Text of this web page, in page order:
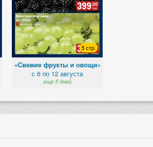
5 стр.
«Свежие фрукты и овощи»
с 6 по 12 августа
еще 5 дней